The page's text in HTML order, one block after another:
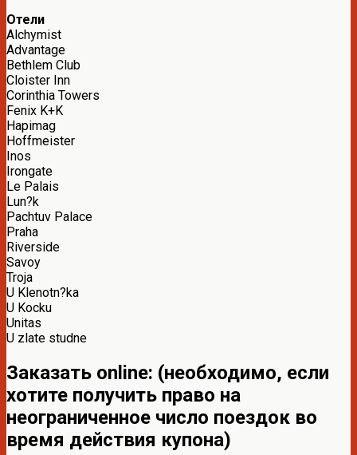
Отели
Alchymist
Advantage
Bethlem Club
Cloister Inn
Corinthia Towers
Fenix K+K
Hapimag
Hoffmeister
Inos
Irongate
Le Palais
Lun?k
Pachtuv Palace
Praha
Riverside
Savoy
Troja
U Klenotn?ka
U Kocku
Unitas
U zlate studne
Заказать online: (необходимо, если
хотите получить право на
неограниченное число поездок во
время действия купона)